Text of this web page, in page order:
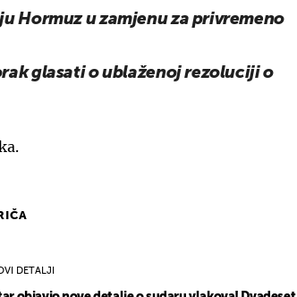
Hormuz u zamjenu za privremeno
glasati o ublaženoj rezoluciji o
DETALJI